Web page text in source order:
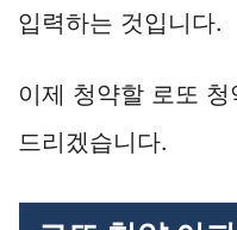
입력하는 것입니다.
이제 청약할 로또
드리겠습니다.